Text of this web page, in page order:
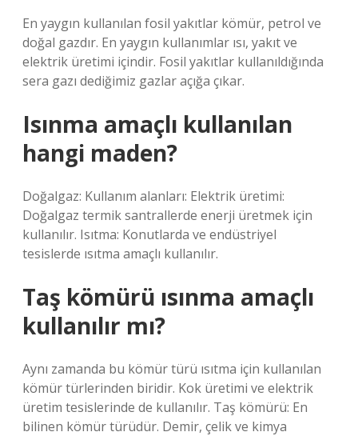
En yaygın kullanılan fosil yakıtlar kömür, petrol ve
doğal gazdır. En yaygın kullanımlar ısı, yakıt ve
elektrik üretimi içindir. Fosil yakıtlar kullanıldığında
sera gazı dediğimiz gazlar açığa çıkar.
Isınma amaçlı kullanılan
hangi maden?
Doğalgaz: Kullanım alanları: Elektrik üretimi:
Doğalgaz termik santrallerde enerji üretmek için
kullanılır. Isıtma: Konutlarda ve endüstriyel
tesislerde ısıtma amaçlı kullanılır.
Taş kömürü ısınma amaçlı
kullanılır mı?
Aynı zamanda bu kömür türü ısıtma için kullanılan
kömür türlerinden biridir. Kok üretimi ve elektrik
üretim tesislerinde de kullanılır. Taş kömürü: En
bilinen kömür türüdür. Demir, çelik ve kimya